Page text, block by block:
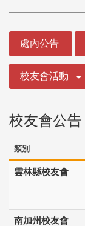
處內公告
校友會活動
校友會公告
類別
雲林縣校友會
南加州校友會